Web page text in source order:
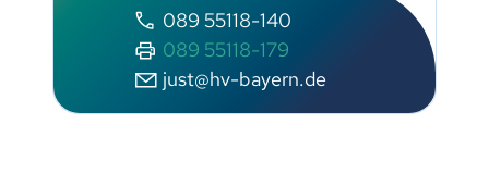
089 55118-140
089 55118-179
just@hv-bayern.de